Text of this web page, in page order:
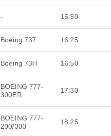
- 15:50
Boeing 737 16:25
Boeing 73H 16:50
BOEING 777-
300ER
17:30
BOEING 777-
200/300
18:25